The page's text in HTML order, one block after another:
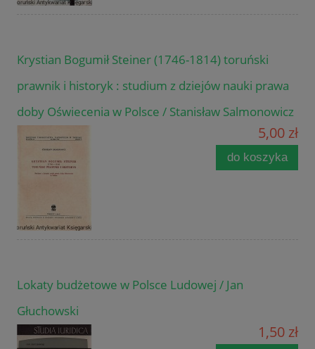
Krystian Bogumił Steiner (1746-1814) toruński
prawnik i historyk : studium z dziejów nauki prawa
doby Oświecenia w Polsce / Stanisław Salmonowicz
5,00 zł
do koszyka
Lokaty budżetowe w Polsce Ludowej / Jan
Głuchowski
1,50 zł